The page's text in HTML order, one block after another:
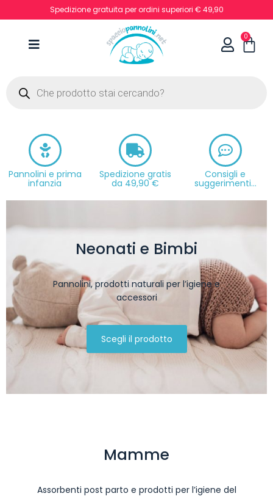
Spedizione gratuita per ordini superiori € 49,90
0
Pannolini e prima
infanzia
Spedizione gratis
da 49,90 €
Consigli e
suggerimenti...
Neonati e Bimbi
Pannolini, prodotti naturali per l’igiene e
accessori
Scegli il prodotto
Mamme
Assorbenti post parto e prodotti per l’igiene del